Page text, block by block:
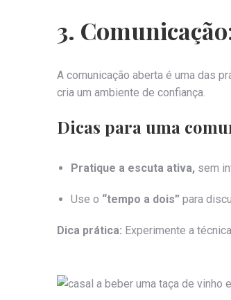
3.
A comunicação aberta é uma das
cria um ambiente de confiança.
Dicas para uma
Pratique a escuta ativa, sem
Use o “tempo a dois” para
Dica prática: Experimente a